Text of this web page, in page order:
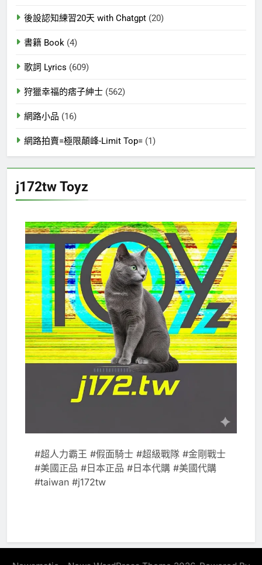
後設認知練習20天 with Chatgpt (20)
書籍 Book (4)
歌詞 Lyrics (609)
狩獵幸福的痞子紳士 (562)
網路小品 (16)
網路拍賣=極限顛峰-Limit Top= (1)
j172tw Toyz
#超人力霸王 #假面騎士 #超級戰隊 #金剛戰士
#美國正品 #日本正品 #日本代購 #美國代購
#taiwan #j172tw